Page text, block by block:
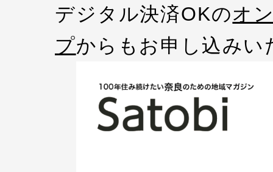
デジタル決済OKのオ
プからもお申し込みい